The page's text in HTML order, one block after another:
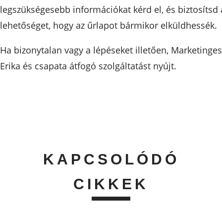
legszükségesebb információkat kérd el, és biztosítsd
lehetőséget, hogy az űrlapot bármikor elküldhessék.
Ha bizonytalan vagy a lépéseket illetően, Marketinges
Erika és csapata átfogó szolgáltatást nyújt.
KAPCSOLÓDÓ
CIKKEK